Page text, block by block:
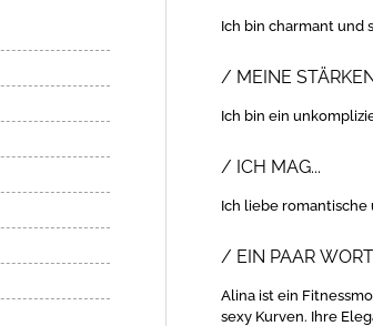
Ich bin charmant und
MEINE STÄRKEN
Ich bin ein
ICH MAG...
Ich liebe
EIN PAAR
Alina ist ein
sexy Kurven. Ihre